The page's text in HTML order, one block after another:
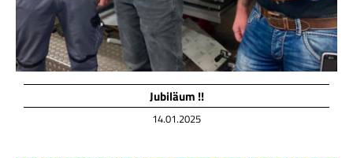
Jubiläum !!
14.01.2025